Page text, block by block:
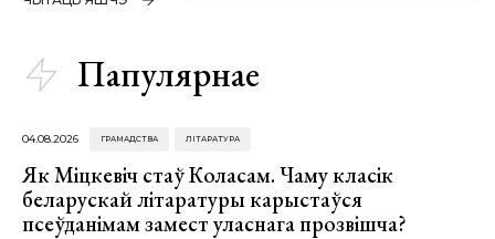
Папулярнае
04.08.2026 ГРАМАДСТВА ЛІТАРАТУРА
Як Міцкевіч стаў Коласам. Чаму класік
беларускай літаратуры карыстаўся
псеўданімам замест уласнага прозвішча?